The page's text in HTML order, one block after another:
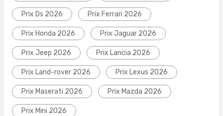
Prix Ds 2026 Prix Ferrari 2026
Prix Honda 2026 Prix Jaguar 2026
Prix Jeep 2026 Prix Lancia 2026
Prix Land-rover 2026 Prix Lexus 2026
Prix Maserati 2026 Prix Mazda 2026
Prix Mini 2026